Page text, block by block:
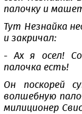
палочку и
Тут Незнайка
и закричал:
- Ах я осел!
палочка есть!
Он поскорей
волшебную
милиционер